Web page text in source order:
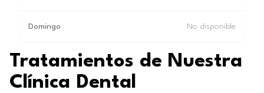
Domingo No disponible
Tratamientos de Nuestra
Clínica Dental